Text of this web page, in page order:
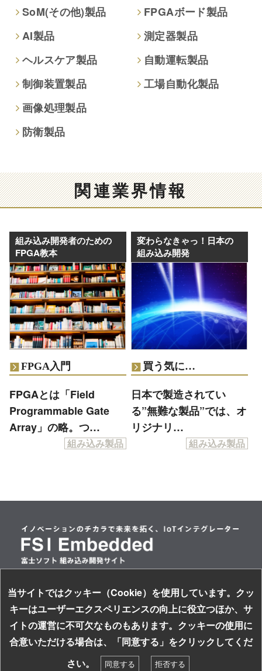
SoM(その他)製品
FPGAボード製品
AI製品
測定器製品
ヘルスケア製品
自動運転製品
制御装置製品
工場自動化製品
画像処理製品
防衛製品
関連業界情報
組み込み開発者のための
FPGA教本
FPGA入門
FPGAとは「Field
Programmable Gate
Array」の略。つ…
組み込み製品
変わらなきゃっ！日本の
組み込み開発
買う気に…
日本で製造されてい
る”無難な製品”では、オ
リジナリ…
組み込み製品
情報セキュリティ基本方針
個人情報保護方針
サイトのご利用について
ソーシャルメディアガイドライン
お探しの組み込み製品はキーワードで検索！
当サイトではクッキー（Cookie）を使用しています。クッ
キーはユーザーエクスペリエンスの向上に役立つほか、サ
イトの運営に不可欠なものもあります。クッキーの使用に
合意いただける場合は、「同意する」をクリックしてくだ
さい。
同意する 拒否する